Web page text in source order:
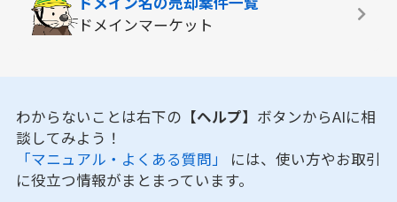
ドメインマーケット
わからないことは右下の 【ヘルプ】 ボタンからAIに相
談してみよう！
「マニュアル・よくある質問」 には、使い方やお取引
に役立つ情報がまとまっています。